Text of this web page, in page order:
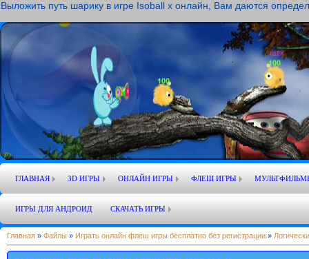
Выложить путь шарику в игре Isoball x онлайн, Вам даются
ГЛАВНАЯ 3D ИГРЫ ОНЛАЙН ИГРЫ ФЛЕШ ИГРЫ
ИГРЫ ДЛЯ АНДРОИД СКАЧАТЬ ИГРЫ
Главная » Файлы » Играть онлайн флеш игры бесплатно без регистрации »